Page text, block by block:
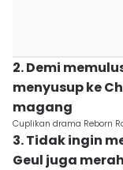
2. Demi
menyusup ke
magang
Cuplikan drama Reborn
3. Tidak ingin
Geul juga